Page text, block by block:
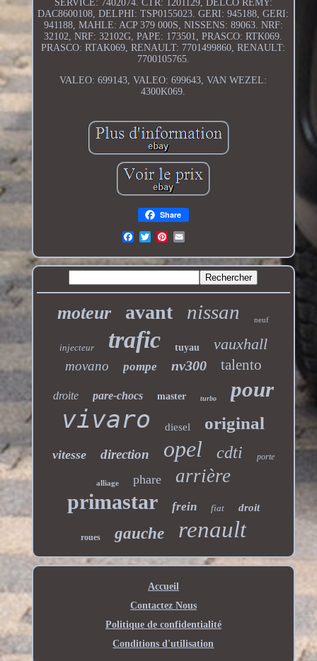
SERVICE: 7402074. CTR: 1201129, DELCO REMY:
DAC8600108, DELPHI: TSP0155023. GERI: 945188, GERI:
941188, MAHLE: ACP 379 000S, NISSENS: 89063. NRF:
32102, NRF: 32102G, PAPE: 173501, PRASCO: RTK069.
PRASCO: RTAK069, RENAULT: 7701499860, RENAULT:
7700105765.
VALEO: 699143, VALEO: 699643, VAN WEZEL:
4300K069.
Share
moteur avant nissan neuf
injecteur trafic tuyau vauxhall
movano pompe nv300 talento
droite pare-chocs master turbo pour
vivaro diesel original
vitesse direction opel cdti porte
alliage phare arrière
primastar frein fiat droit
roues gauche renault
Accueil
Contactez Nous
Politique de confidentialité
Conditions d'utilisation